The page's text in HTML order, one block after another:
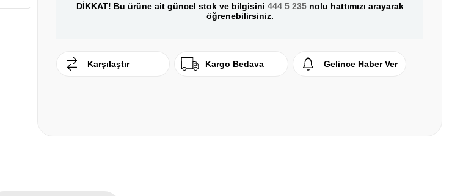
DİKKAT! Bu ürüne ait güncel stok ve bilgisini 444 5 235nolu hattımızı arayarak
öğrenebilirsiniz.
Karşılaştır Kargo Bedava Gelince Haber Ver